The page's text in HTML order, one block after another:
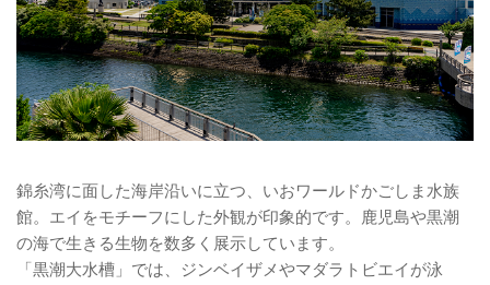
錦糸湾に面した海岸沿いに立つ、いおワールドかごしま水族
館。エイをモチーフにした外観が印象的です。鹿児島や黒潮
の海で生きる生物を数多く展示しています。
「黒潮大水槽」では、ジンベイザメやマダラトビエイが泳